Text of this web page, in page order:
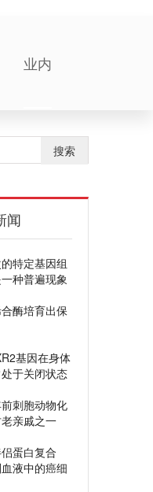
业内
搜索
闻
特定基因组
种普遍现象
酶培育出保
基因在身体
于关闭状态
刺胞动物化
亲戚之一
蛋白复合
液中的癌细